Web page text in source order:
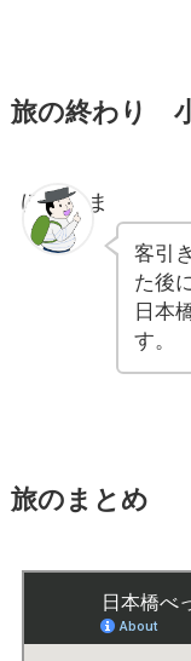
旅の終わり
ぽちゃま
客引
た後
日本
す。
旅のまとめ